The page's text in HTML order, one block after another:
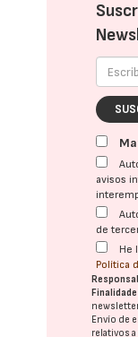
avisos
de
He
Política
Envío de
relativos